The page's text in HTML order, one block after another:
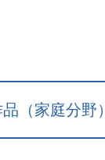
（家庭分野）